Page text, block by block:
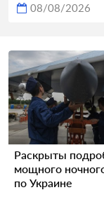
08/08/2026
Раскрыты
мощного
по Украине